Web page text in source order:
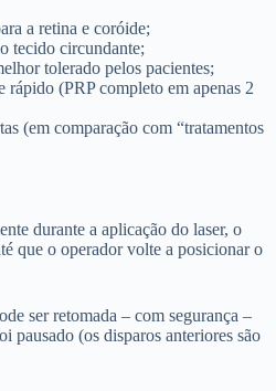
a retina e coróide;
tecido circundante;
tolerado pelos pacientes;
rápido (PRP completo em apenas 2
(em comparação com “tratamentos
durante a aplicação do laser, o
que o operador volte a posicionar o
ser retomada – com segurança –
pausado (os disparos anteriores são